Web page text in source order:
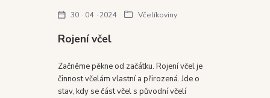
Rojení včel
30 04 2024 Včelíkoviny
Začněme pěkne od začátku. Rojení včel je
činnost včelám vlastní a přirozená. Jde o
stav, kdy se část včel s původní včelí